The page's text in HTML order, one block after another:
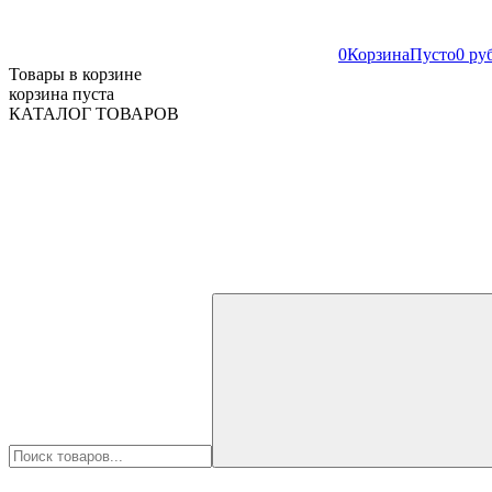
0КорзинаПусто0
Товары в корзине
корзина пуста
КАТАЛОГ ТОВАРОВ